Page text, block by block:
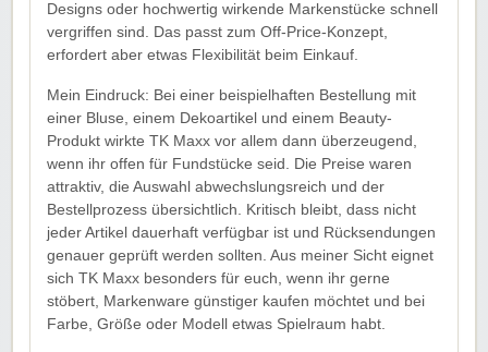
Designs oder hochwertig wirkende Markenstücke schnell
vergriffen sind. Das passt zum Off-Price-Konzept,
erfordert aber etwas Flexibilität beim Einkauf.
Mein Eindruck: Bei einer beispielhaften Bestellung mit
einer Bluse, einem Dekoartikel und einem Beauty-
Produkt wirkte TK Maxx vor allem dann überzeugend,
wenn ihr offen für Fundstücke seid. Die Preise waren
attraktiv, die Auswahl abwechslungsreich und der
Bestellprozess übersichtlich. Kritisch bleibt, dass nicht
jeder Artikel dauerhaft verfügbar ist und Rücksendungen
genauer geprüft werden sollten. Aus meiner Sicht eignet
sich TK Maxx besonders für euch, wenn ihr gerne
stöbert, Markenware günstiger kaufen möchtet und bei
Farbe, Größe oder Modell etwas Spielraum habt.